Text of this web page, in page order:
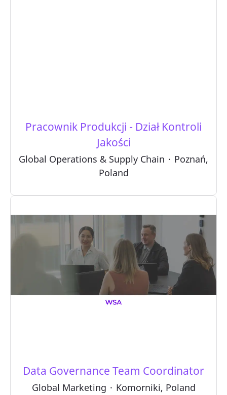
Pracownik Produkcji - Dział Kontroli
Jakości
Global Operations & Supply Chain · Poznań,
Poland
Data Governance Team Coordinator
Global Marketing · Komorniki, Poland